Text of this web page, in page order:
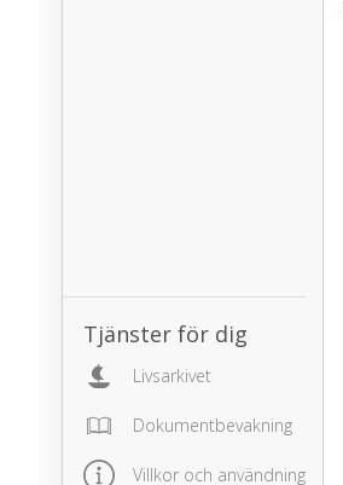
Tjänster för dig
Livsarkivet
Dokumentbevakning
Villkor och användning